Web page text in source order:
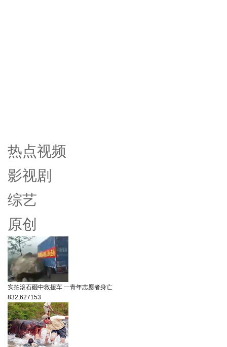
热点视频
影视剧
综艺
原创
实拍滚石砸中救援车 一青年志愿者身亡
832,627153